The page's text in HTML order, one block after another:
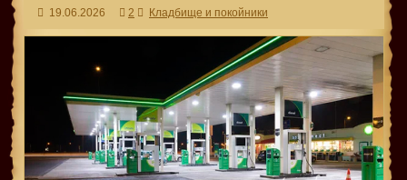
19.06.2026 2 Кладбище и покойники